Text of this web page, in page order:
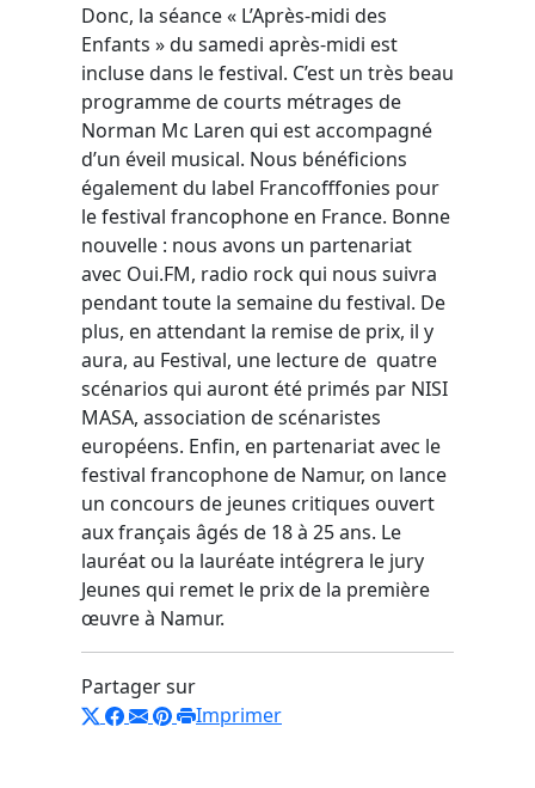
Donc, la séance « L’Après-midi des
Enfants » du samedi après-midi est
incluse dans le festival. C’est un très beau
programme de courts métrages de
Norman Mc Laren qui est accompagné
d’un éveil musical. Nous bénéficions
également du label Francofffonies pour
le festival francophone en France. Bonne
nouvelle : nous avons un partenariat
avec Oui.FM, radio rock qui nous suivra
pendant toute la semaine du festival. De
plus, en attendant la remise de prix, il y
aura, au Festival, une lecture de quatre
scénarios qui auront été primés par NISI
MASA, association de scénaristes
européens. Enfin, en partenariat avec le
festival francophone de Namur, on lance
un concours de jeunes critiques ouvert
aux français âgés de 18 à 25 ans. Le
lauréat ou la lauréate intégrera le jury
Jeunes qui remet le prix de la première
œuvre à Namur.
Partager sur
Imprimer